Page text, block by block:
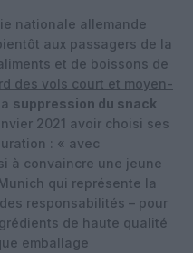
nationale allemande
aux passagers de la
et de boissons de
des vols court et moyen-
suppression du snack
2021 avoir choisi ses
: « avec
à convaincre une jeune
qui représente la
responsabilités – pour
de haute qualité
emballage